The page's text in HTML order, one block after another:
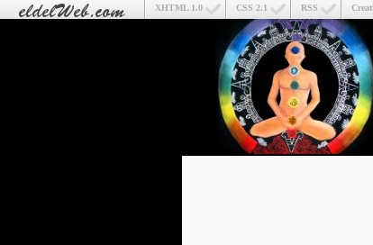
RSS
CSS 2.1
XHTML 1.0